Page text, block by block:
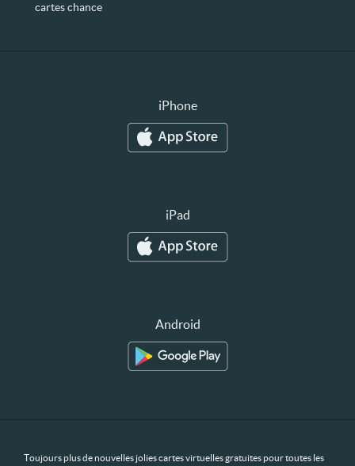
cartes chance
iPhone
iPad
Android
Toujours plus de nouvelles jolies cartes virtuelles gratuites pour toutes les